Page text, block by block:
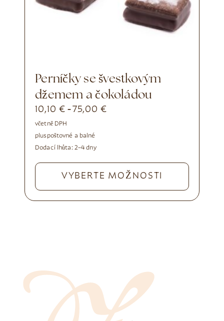
Perníčky se švestkovým
džemem a čokoládou
10,10 € - 75,00€
včetně DPH
pluspoštovné a balné
Dodací lhůta: 2–4 dny
VYBERTE MOŽNOSTI